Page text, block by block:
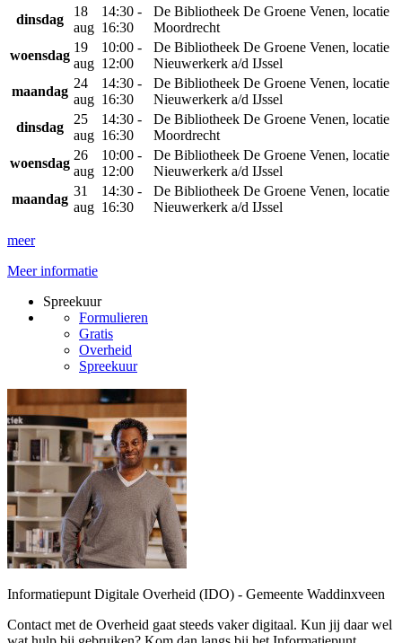
dinsdag
18
aug
14:30 -
16:30
De Bibliotheek De Groene Venen, locatie
Moordrecht
woensdag
19
aug
10:00 -
12:00
De Bibliotheek De Groene Venen, locatie
Nieuwerkerk a/d IJssel
maandag
24
aug
14:30 -
16:30
De Bibliotheek De Groene Venen, locatie
Nieuwerkerk a/d IJssel
dinsdag
25
aug
14:30 -
16:30
De Bibliotheek De Groene Venen, locatie
Moordrecht
woensdag
26
aug
10:00 -
12:00
De Bibliotheek De Groene Venen, locatie
Nieuwerkerk a/d IJssel
maandag
31
aug
14:30 -
16:30
De Bibliotheek De Groene Venen, locatie
Nieuwerkerk a/d IJssel
meer
Meer informatie
Spreekuur
Formulieren
Gratis
Overheid
Spreekuur
Informatiepunt Digitale Overheid (IDO) - Gemeente Waddinxveen
Contact met de Overheid gaat steeds vaker digitaal. Kun jij daar wel